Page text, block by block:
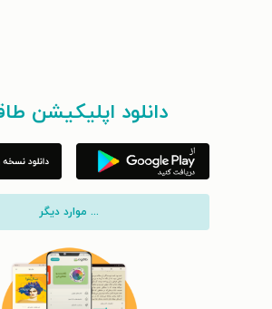
دانلود اپلیکیشن
... موارد دیگر